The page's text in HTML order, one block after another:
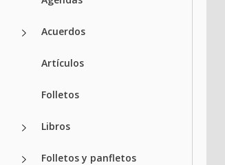
Acuerdos
Artículos
Folletos
Libros
Folletos y panfletos